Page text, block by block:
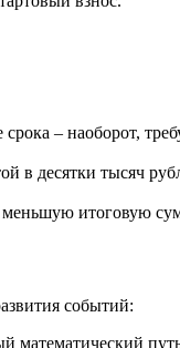
– наоборот,
в десятки тысяч
меньшую итоговую
событий:
математический